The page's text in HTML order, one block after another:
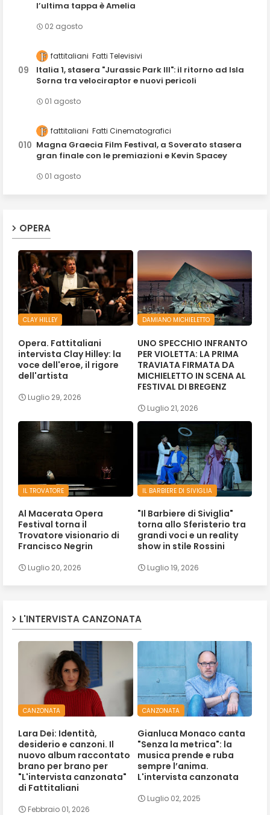
l’ultima tappa è Amelia
02 agosto
fattitaliani Fatti Televisivi
Italia 1, stasera "Jurassic Park III": il ritorno ad Isla
Sorna tra velociraptor e nuovi pericoli
01 agosto
fattitaliani Fatti Cinematografici
Magna Graecia Film Festival, a Soverato stasera
gran finale con le premiazioni e Kevin Spacey
01 agosto
OPERA
CLAY HILLEY
Opera. Fattitaliani
intervista Clay Hilley: la
voce dell'eroe, il rigore
dell'artista
Luglio 29, 2026
DAMIANO MICHIELETTO
UNO SPECCHIO INFRANTO
PER VIOLETTA: LA PRIMA
TRAVIATA FIRMATA DA
MICHIELETTO IN SCENA AL
FESTIVAL DI BREGENZ
Luglio 21, 2026
IL TROVATORE
Al Macerata Opera
Festival torna il
Trovatore visionario di
Francisco Negrin
Luglio 20, 2026
IL BARBIERE DI SIVIGLIA
"Il Barbiere di Siviglia"
torna allo Sferisterio tra
grandi voci e un reality
show in stile Rossini
Luglio 19, 2026
L'INTERVISTA CANZONATA
CANZONATA
Lara Dei: Identità,
desiderio e canzoni. Il
nuovo album raccontato
brano per brano per
"L'intervista canzonata"
di Fattitaliani
Febbraio 01, 2026
CANZONATA
Gianluca Monaco canta
"Senza la metrica": la
musica prende e ruba
sempre l’anima.
L'intervista canzonata
Luglio 02, 2025